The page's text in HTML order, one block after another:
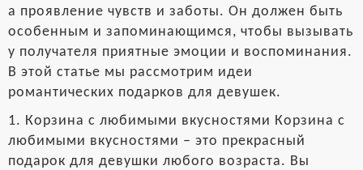
а проявление чувств и заботы. Он должен быть
особенным и запоминающимся, чтобы вызывать
у получателя приятные эмоции и воспоминания.
В этой статье мы рассмотрим идеи
романтических подарков для девушек.
1. Корзина с любимыми вкусностями Корзина с
любимыми вкусностями – это прекрасный
подарок для девушки любого возраста. Вы